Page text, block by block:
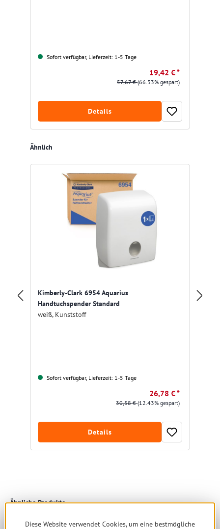
Sofort verfügbar, Lieferzeit: 1-5 Tage
19,42 € *
57,67 €(66.33% gespart)
Details
Produktgalerie überspringen
Ähnlich
Kimberly-Clark 6954 Aquarius
Handtuchspender Standard
weiß, Kunststoff
Sofort verfügbar, Lieferzeit: 1-5 Tage
26,78 € *
30,58 €(12.43% gespart)
Details
Produktgalerie überspringen
Ähnliche Produkte
Diese Website verwendet Cookies, um eine bestmögliche